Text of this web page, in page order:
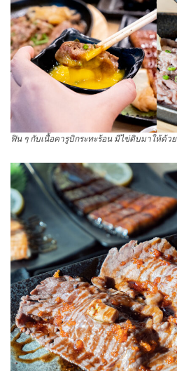
ฟิน ๆ กับเนื้อคารูบิกระทะร้อน มีไข่ดิบมาให้ด้วย